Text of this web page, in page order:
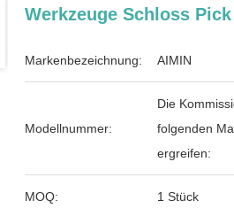
Werkzeuge Schloss
Markenbezeichnung: AIMIN
Modellnummer:
Die
folgenden
ergreifen:
MOQ: 1 Stück